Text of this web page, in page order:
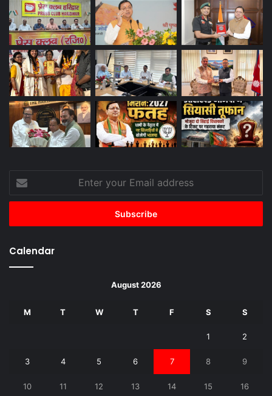
your
Email
Calendar
August 2026
M T W T F S S
1 2
3 4 5 6 7 8 9
10 11 12 13 14 15 16